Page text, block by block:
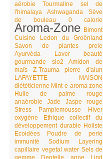
aérobie
Tourmaline
sel de
l'himalaya
Ashwaganda
Sève
de bouleau
0 calorie
Aroma-Zone Bimont
Cuisine
Ledon du Groënland
Savon de plantes
prele
Ayurvéda
Laver
beauté
gourmande
sio2
Amidon de
maïs
Z-Trauma
pierre d'alun
LAFAYETTE MAISON
diététicienne Mint-e aroma zone
Huile de palme rouge
anaérobie
Jade
Jaspe rouge
Stress
Pamplemousse
Hiver
oxygène
Ethique
collectif du
développement durable Holiste
Ecoidées
Poudre de perle
immunité
Sodium
Layering
capillaire vegetal water Sels de
gemme
Dentelle
anne Lind